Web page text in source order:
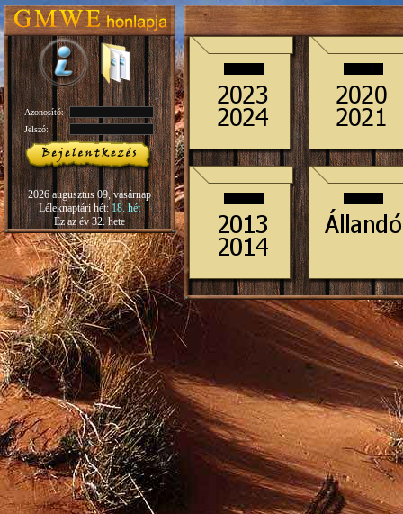
Azonosító:
Jelszó:
2026 augusztus 09, vasárnap
Léleknaptári hét:18. hét
Ez az év 32. hete